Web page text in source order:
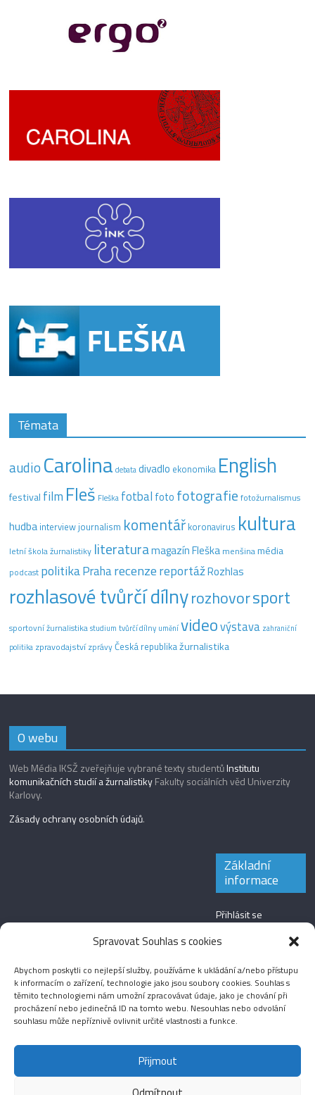
Spravovat Souhlas s cookies
Abychom poskytli co nejlepší služby, používáme k ukládání a/nebo přístupu
k informacím o zařízení, technologie jako jsou soubory cookies. Souhlas s
těmito technologiemi nám umožní zpracovávat údaje, jako je chování při
procházení nebo jedinečná ID na tomto webu. Nesouhlas nebo odvolání
souhlasu může nepříznivě ovlivnit určité vlastnosti a funkce.
Přijmout
Témata
audio Carolina debata divadlo ekonomika English
festival film Fleš Fleška fotbal foto fotografie fotožurnalismus
hudba interview journalism komentář koronavirus kultura
letní škola žurnalistiky literaturamagazín Fleška menšinamédia
podcast politikaPraharecenzereportážRozhlas
rozhlasové tvůrčí dílnyrozhovorsport
sportovní žurnalistika studium tvůrčí dílny uměnívideovýstava zahraniční
politika zpravodajstvízprávyČeská republikažurnalistika
O webu
Web Média IKSŽ zveřejňuje vybrané texty studentůInstitutu
komunikačních studií a žurnalistikyFakulty sociálních věd Univerzity
Karlovy.
Zásady ochrany osobních údajů.
Základní
informace
Přihlásit se
Zdroj kanálů
Kanál komentářů
Česká lokalizace